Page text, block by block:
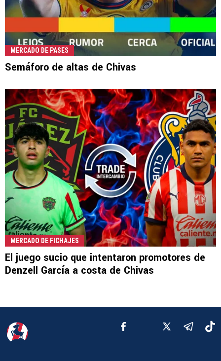
MERCADO DE PASES
Semáforo de altas de Chivas
MERCADO DE FICHAJES
El juego sucio que intentaron promotores de
Denzell García a costa de Chivas